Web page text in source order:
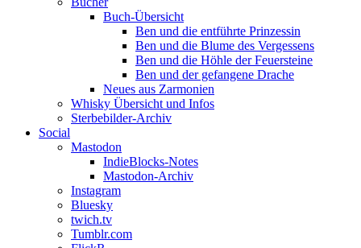
Buch-Übersicht
Ben und die entführte Prinzessin
Ben und die Blume des Vergessens
Ben und die Höhle der Feuersteine
Ben und der gefangene Drache
Neues aus Zarmonien
Whisky Übersicht und Infos
Sterbebilder-Archiv
Social
Mastodon
IndieBlocks-Notes
Mastodon-Archiv
Instagram
Bluesky
twich.tv
Tumblr.com